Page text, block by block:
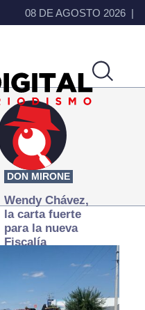
08 DE AGOSTO 2026
DON MIRONE
Wendy Chávez,
la carta fuerte
para la nueva
Fiscalía